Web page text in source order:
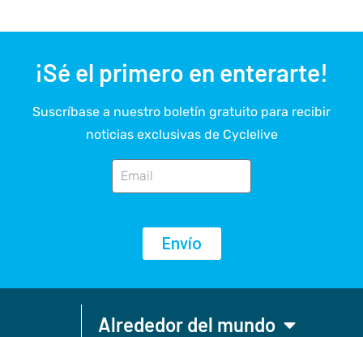
¡Sé el primero en enterarte!
Suscríbase a nuestro boletín gratuito para recibir
noticias exclusivas de Cyclelive
Envío
Alrededor del mundo